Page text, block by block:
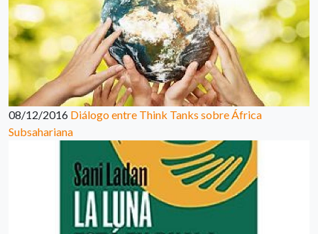
08/12/2016 Diálogo entre Think Tanks sobre África
Subsahariana